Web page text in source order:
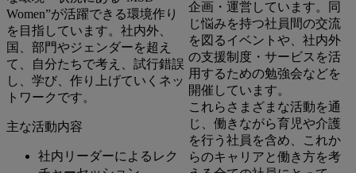
Women”が活躍できる環境作り
を目指しています。社内外、
国、部門やジェンダーを超え
て、自分たちで考え、試行錯誤
し、学び、作り上げていくネッ
トワークです。
主な活動内容
社内リーダーによるレク
企画・運営しています。同
じ悩みを持つ社員間の交流
を図るイベントや、社内外
の支援制度・サービスを活
用するための勉強会などを
開催しています。
これらさまざまな活動を通
じ、働きながら育児や介護
を行う社員を含め、これか
らのキャリアと働き方を考